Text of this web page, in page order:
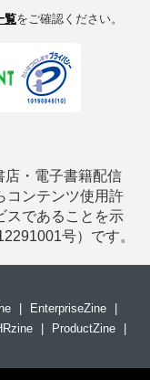
覧をご確認ください。
店・電子書籍配信
コンテンツ使用許
スであることを示
号）です。
EnterpriseZine
ProductZine